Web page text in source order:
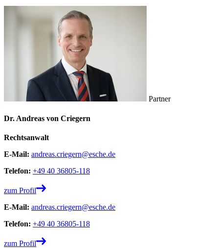
Partner
Dr. Andreas von Criegern
Rechtsanwalt
E-Mail: andreas.criegern@esche.de
Telefon: +49 40 36805-118
zum Profil
E-Mail: andreas.criegern@esche.de
Telefon: +49 40 36805-118
zum Profil